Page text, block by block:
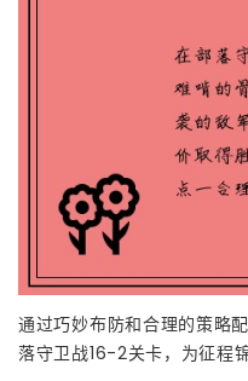
通过巧妙布防和合理的策略
落守卫战16-2关卡，为征程